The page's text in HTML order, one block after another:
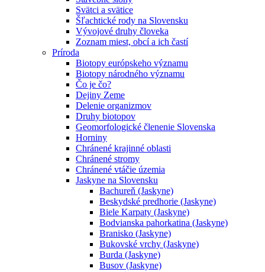
Svätci a svätice
Šľachtické rody na Slovensku
Vývojové druhy človeka
Zoznam miest, obcí a ich častí
Príroda
Biotopy európskeho významu
Biotopy národného významu
Čo je čo?
Dejiny Zeme
Delenie organizmov
Druhy biotopov
Geomorfologické členenie Slovenska
Horniny
Chránené krajinné oblasti
Chránené stromy
Chránené vtáčie územia
Jaskyne na Slovensku
Bachureň (Jaskyne)
Beskydské predhorie (Jaskyne)
Biele Karpaty (Jaskyne)
Bodvianska pahorkatina (Jaskyne)
Branisko (Jaskyne)
Bukovské vrchy (Jaskyne)
Burda (Jaskyne)
Busov (Jaskyne)